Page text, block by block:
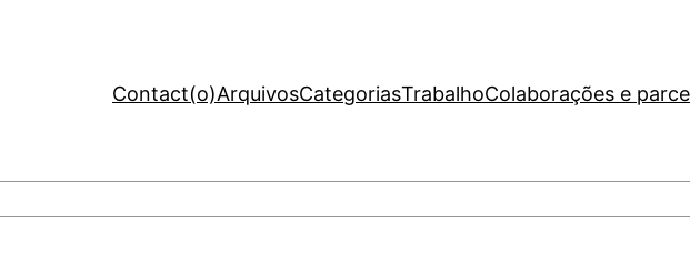
Contact(o)ArquivosCategoriasTrabalhoColaborações e